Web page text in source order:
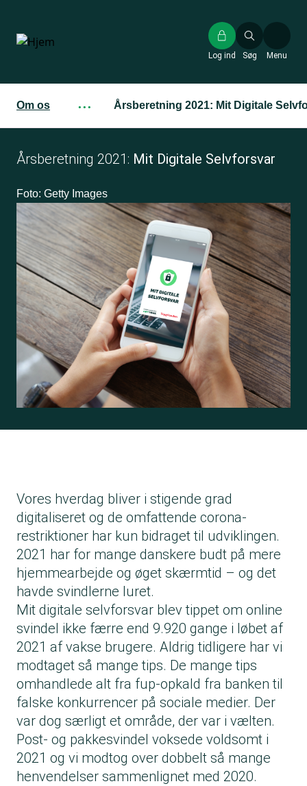
hovedindhold
Søg
Log ind Menu
Om os ··· Årsberetning 2021: Mit Digitale
Årsberetning 2021: Mit Digitale Selvforsvar
Foto: Getty Images
Vores hverdag bliver i stigende grad
digitaliseret og de omfattende corona-
restriktioner har kun bidraget til udviklingen.
2021 har for mange danskere budt på mere
hjemmearbejde og øget skærmtid – og det
havde svindlerne luret.
Mit digitale selvforsvar blev tippet om online
svindel ikke færre end 9.920 gange i løbet af
2021 af vakse brugere. Aldrig tidligere har vi
modtaget så mange tips. De mange tips
omhandlede alt fra fup-opkald fra banken til
falske konkurrencer på sociale medier. Der
var dog særligt et område, der var i vælten.
Post- og pakkesvindel voksede voldsomt i
2021 og vi modtog over dobbelt så mange
henvendelser sammenlignet med 2020.